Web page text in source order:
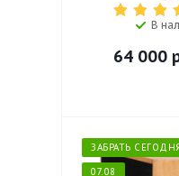
В
64 000
ЗАБРАТЬ
07.08